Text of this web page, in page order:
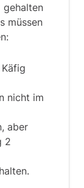
() (~N
~F).
gehalten
müssen
nicht im
aber
2